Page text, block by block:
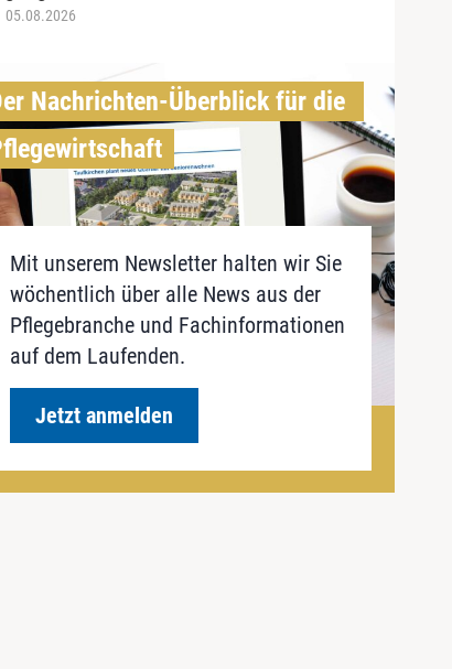
05.08.2026
Nachrichten-Überblick für die
Mit unserem Newsletter halten wir Sie
wöchentlich über alle News aus der
Pflegebranche und Fachinformationen
auf dem Laufenden.
Jetzt anmelden